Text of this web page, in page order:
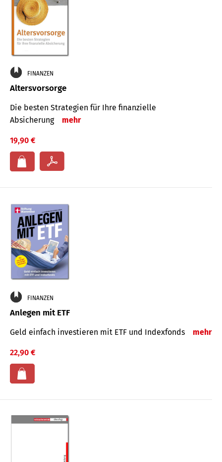
FINANZEN
Altersvorsorge
Die besten Strategien für Ihre finanzielle
Absicherung
mehr
19,90 €
FINANZEN
Anlegen mit ETF
Geld einfach investieren mit ETF und Indexfonds mehr
22,90 €